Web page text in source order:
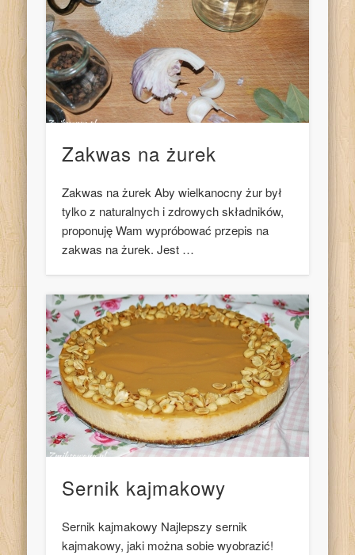
Zakwas na żurek
Zakwas na żurek Aby wielkanocny żur był
tylko z naturalnych i zdrowych składników,
proponuję Wam wypróbować przepis na
zakwas na żurek. Jest …
Sernik kajmakowy
Sernik kajmakowy Najlepszy sernik
kajmakowy, jaki można sobie wyobrazić!